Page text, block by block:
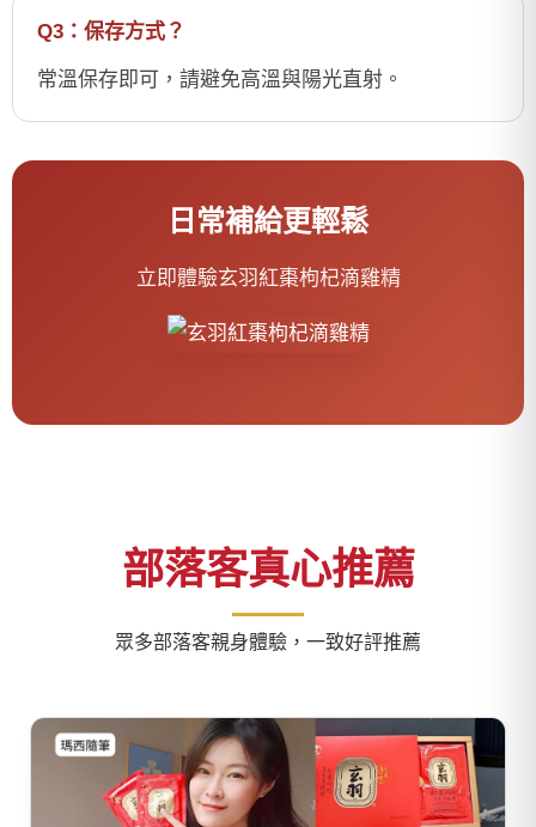
Q3：保存方式？
常溫保存即可，請避免高溫與陽光直射。
日常補給更輕鬆
立即體驗玄羽紅棗枸杞滴雞精
部落客真心推薦
眾多部落客親身體驗，一致好評推薦